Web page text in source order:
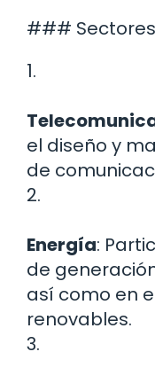
###
1.
el diseño y
de
2.
Energía:
de
así como en
renovables.
3.